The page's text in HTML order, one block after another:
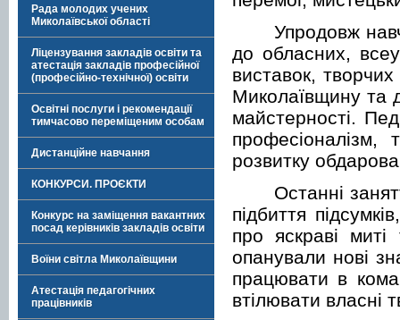
Рада молодих учених
Миколаївської області
Ліцензування закладів освіти та
атестація закладів професійної
(професійно-технічної) освіти
Освітні послуги і рекомендації
тимчасово переміщеним особам
Дистанційне навчання
КОНКУРСИ. ПРОЄКТИ
Конкурс на заміщення вакантних
посад керівників закладів освіти
Воїни світла Миколаївщини
Атестація педагогічних
працівників
Упродовж
до обласних,
виставок, творчих
Миколаївщину та
майстерності.
професіоналізм,
розвитку
Останні
підбиття
про яскраві
опанували нові
працювати в
втілювати власні